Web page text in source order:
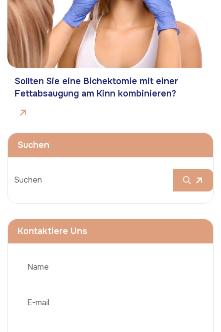
Sollten Sie eine Bichektomie mit einer
Fettabsaugung am Kinn kombinieren?
Suchen
Kontaktiere Uns